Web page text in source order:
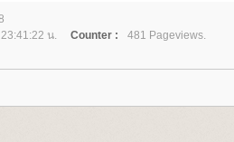
น. Counter :
481 Pageviews.